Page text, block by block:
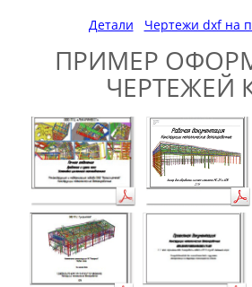
Детали Чертежи dxf на
ПРИМЕР
ЧЕРТЕЖЕЙ